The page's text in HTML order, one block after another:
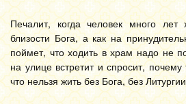
Печалит, когда человек много
близости Бога, а как на
поймет, что ходить в храм надо не
на улице встретит и спросит,
что нельзя жить без Бога, без